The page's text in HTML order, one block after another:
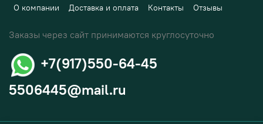
О компании Доставка и оплата Контакты Отзывы
Заказы через сайт принимаются круглосуточно
+7(917)550-64-45
5506445@mail.ru